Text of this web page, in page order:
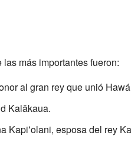
más importantes fueron:
al gran rey que unió
Kalākaua.
Kapiʻolani, esposa del rey